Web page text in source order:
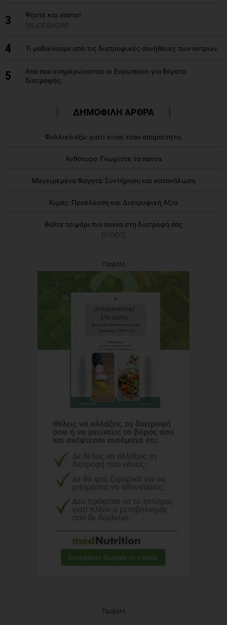
3
Ψήστε και χάστε!
[SLIDESHOW]
4 Τι μαθαίνουμε από τις διατροφικές συνήθειες των αντρών.
5
Από πού ενημερώνονται οι Ευρωπαίοι για θέματα
διατροφής;
ΔΗΜΟΦΙΛΗ ΑΡΘΡΑ
Φυλλικό οξύ: γιατί είναι τόσο απαραίτητο;
Ανθότυρο: Γνωρίστε τα πάντα
Μαγειρεμένα Φαγητά: Συντήρηση και κατανάλωση
Κιμάς: Προέλευση και Διατροφική Αξία
Βάλτε το ψάρι πιο συχνά στη διατροφή σας
[VIDEO]
Προβολή
Προβολή